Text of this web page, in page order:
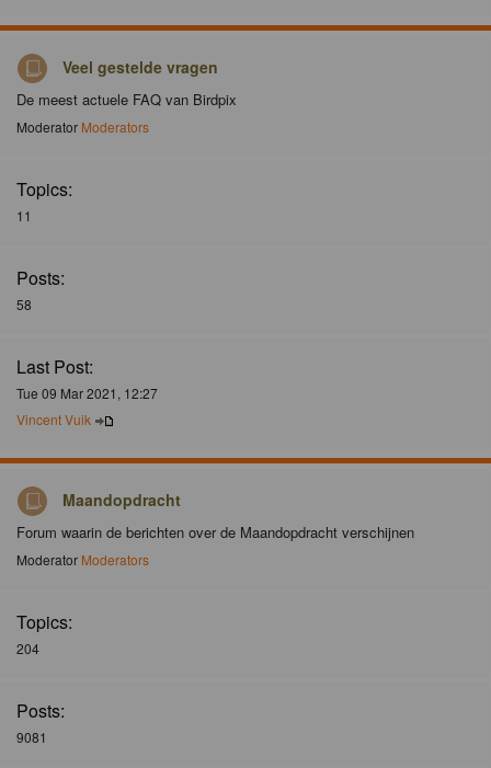
Veel gestelde vragen
De meest actuele FAQ van Birdpix
Moderator Moderators
Topics:
11
Posts:
58
Last Post:
Tue 09 Mar 2021, 12:27
Vincent Vuik
Maandopdracht
Forum waarin de berichten over de Maandopdracht verschijnen
Moderator Moderators
Topics:
204
Posts:
9081